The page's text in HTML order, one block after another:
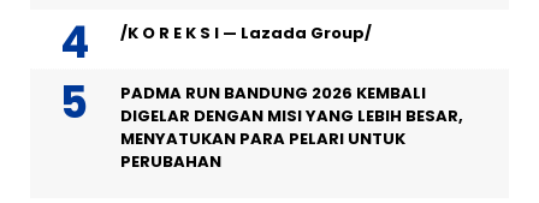
/K O R E K S I — Lazada Group/
PADMA RUN BANDUNG 2026 KEMBALI
DIGELAR DENGAN MISI YANG LEBIH BESAR,
MENYATUKAN PARA PELARI UNTUK
PERUBAHAN